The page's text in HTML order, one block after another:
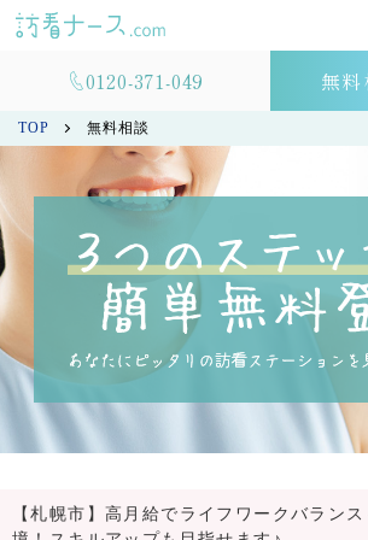
0120-371-049 無
TOP 無料相談
【札幌市】高月給でライフワークバラン